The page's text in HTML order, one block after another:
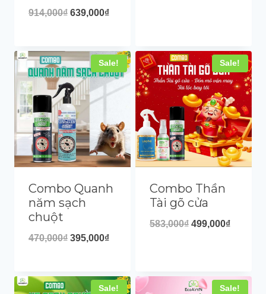
914,000₫ 639,000₫
Sale!
Combo Quanh
năm sạch
chuột
470,000₫ 395,000₫
Sale!
Combo Thần
Tài gõ cửa
583,000₫ 499,000₫
Sale! Sale!